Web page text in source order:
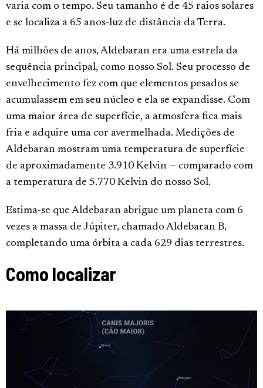
varia com o tempo. Seu tamanho é de 45 raios solares
e se localiza a 65 anos-luz de distância da Terra.
Há milhões de anos, Aldebaran era uma estrela da
sequência principal, como nosso Sol. Seu processo de
envelhecimento fez com que elementos pesados se
acumulassem em seu núcleo e ela se expandisse. Com
uma maior área de superfície, a atmosfera fica mais
fria e adquire uma cor avermelhada. Medições de
Aldebaran mostram uma temperatura de superfície
de aproximadamente 3.910 Kelvin — comparado com
a temperatura de 5.770 Kelvin do nosso Sol.
Estima-se que Aldebaran abrigue um planeta com 6
vezes a massa de Júpiter, chamado Aldebaran B,
completando uma órbita a cada 629 dias terrestres.
Como localizar